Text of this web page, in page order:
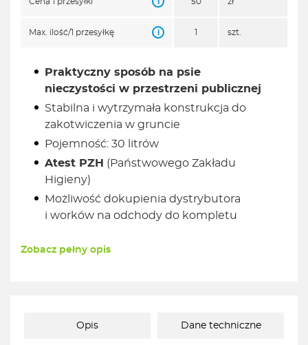
Max. ilość/1 przesyłkę i szt.
Praktyczny sposób na psie
nieczystości w przestrzeni publicznej
Stabilna i wytrzymała konstrukcja do
zakotwiczenia w gruncie
Pojemność: 30 litrów
Atest PZH (Państwowego Zakładu
Higieny)
Możliwość dokupienia dystrybutora
i worków na odchody do kompletu
Zobacz pełny opis
Opis Dane techniczne